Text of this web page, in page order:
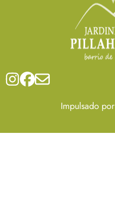
Impulsado por